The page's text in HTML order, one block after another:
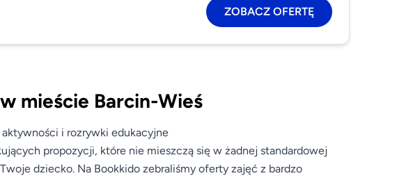
ZOBACZ OFERTĘ
mieście Barcin-Wieś
i rozrywki edukacyjne
propozycji, które nie mieszczą się w żadnej standardowej
dziecko. Na Bookkido zebraliśmy oferty zajęć z bardzo